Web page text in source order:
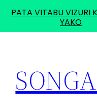
content
PATA VITABU VIZURI
YAKO